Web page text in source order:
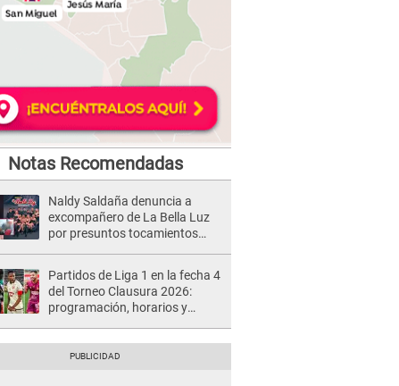
Notas Recomendadas
Naldy Saldaña denuncia a
excompañero de La Bella Luz
por presuntos tocamientos
Partidos de Liga 1 en la fecha 4
del Torneo Clausura 2026:
programación, horarios y